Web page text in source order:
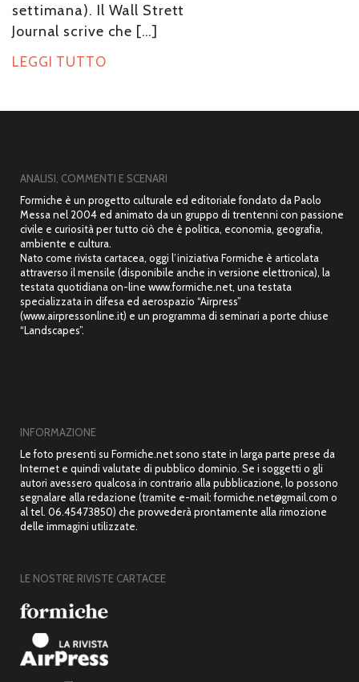
settimana). Il Wall Strett
Journal scrive che […]
LEGGI TUTTO
ANALISI, COMMENTI E SCENARI
Formiche è un progetto culturale ed editoriale fondato da Paolo
Messa nel 2004 ed animato da un gruppo di trentenni con passione
civile e curiosità per tutto ciò che è politica, economia, geografia,
ambiente e cultura.
Nato come rivista cartacea, oggi l’iniziativa Formiche è articolata
attraverso il mensile (disponibile anche in versione elettronica), la
testata quotidiana on-line www.formiche.net, una testata
specializzata in difesa ed aerospazio “Airpress”
(www.airpressonline.it) e un programma di seminari a porte chiuse
“Landscapes”.
INFORMAZIONE
Le foto presenti su Formiche.net sono state in larga parte prese da
Internet e quindi valutate di pubblico dominio. Se i soggetti o gli
autori avessero qualcosa in contrario alla pubblicazione, lo possono
segnalare alla redazione (tramite e-mail: formiche.net@gmail.com o
al tel. 06.45473850) che provvederà prontamente alla rimozione
delle immagini utilizzate.
LE NOSTRE RIVISTE CARTACEE